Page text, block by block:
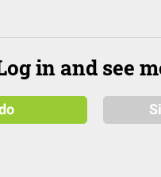
in and see